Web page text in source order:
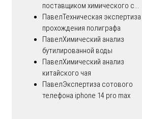
поставщиком химического с...
ПавелТехническая экспертиза
прохождения полиграфа
ПавелХимический анализ
бутилированной воды
ПавелХимический анализ
китайского чая
ПавелЭкспертиза сотового
телефона iphone 14 pro max